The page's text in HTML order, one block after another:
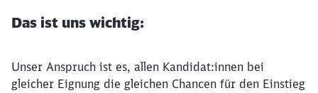
Das ist uns wichtig:
Unser Anspruch ist es, allen Kandidat:innen bei
gleicher Eignung die gleichen Chancen für den Einstieg